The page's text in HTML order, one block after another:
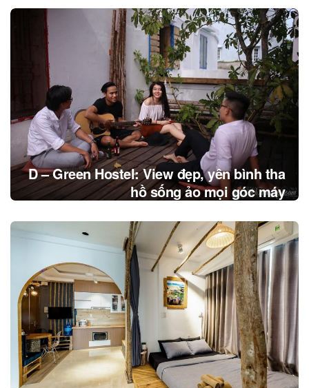
D – Green Hostel: View đẹp, yên bình tha
hồ sống ảo mọi góc máy